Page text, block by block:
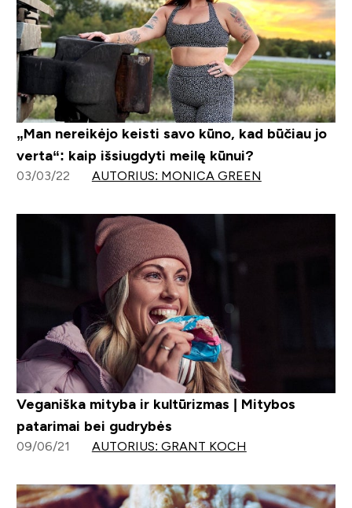
„Man nereikėjo keisti savo kūno, kad būčiau jo
verta“: kaip išsiugdyti meilę kūnui?
03/03/22 AUTORIUS: MONICA GREEN
Veganiška mityba ir kultūrizmas | Mitybos
patarimai bei gudrybės
09/06/21 AUTORIUS: GRANT KOCH